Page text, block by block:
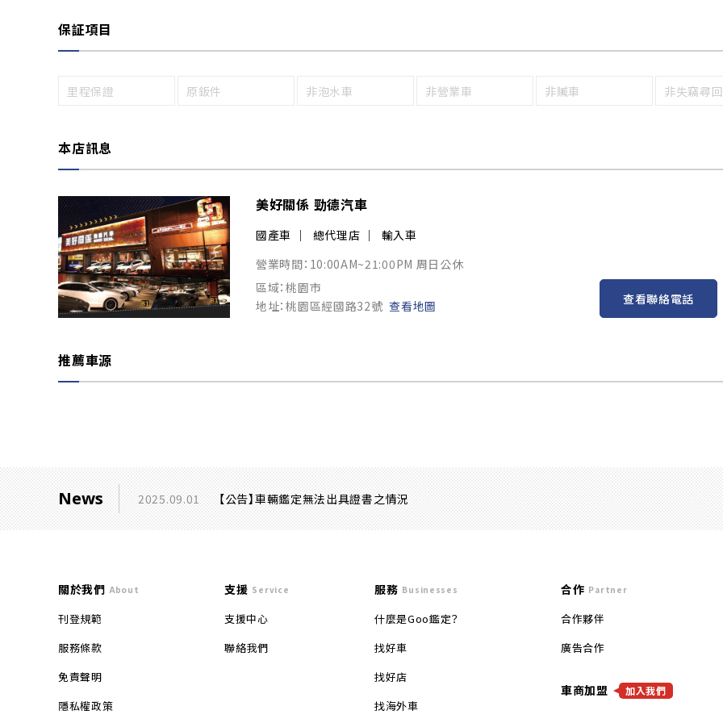
保証項目
里程保證 原鈑件 非泡水車 非營業車 非贓車 非失竊尋
本店訊息
美好關係 勁德汽車
國產車 總代理店
輸入車
營業時間：10:00AM~21:00PM 周日公休
區域：桃園市
地址：桃園區經國路32號 查看地圖 查看聯絡電話
推薦車源
News 2025.09.01 【公告】車輛鑑定無法出具證書之情況
關於我們 About
刊登規範
服務條款
免責聲明
隱私權政策
支援 Service
支援中心
聯絡我們
服務 Businesses
什麼是Goo鑑定？
找好車
找好店
找海外車
合作 Partner
合作夥伴
廣告合作
車商加盟 加入我們